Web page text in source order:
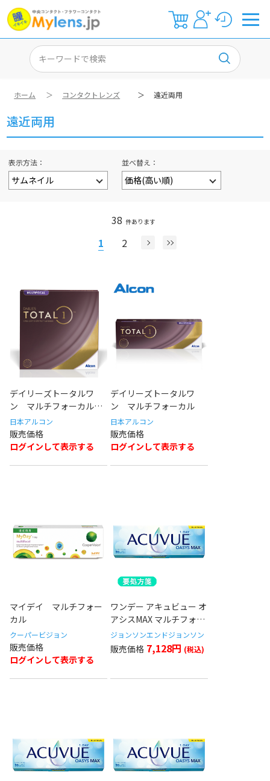
遠近両用
並べ替え
表示方法
38 件あります
1 2
デイリーズトータルワ
ン マルチフォーカル
バリューパック
日本アルコン
ログインして表示する
デイリーズトータルワ
ン マルチフォーカル
日本アルコン
ログインして表示する
マイデイ マルチフォー
カル
クーパービジョン
ログインして表示する
ワンデー アキュビュー オ
アシスMAX マルチフォー
カル(High)
ジョンソンエンドジョンソン
7,128円
ホーム ＞ コンタクトレンズ ＞ 遠近両用